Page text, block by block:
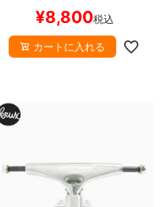
¥8,800税込
カートに入れる